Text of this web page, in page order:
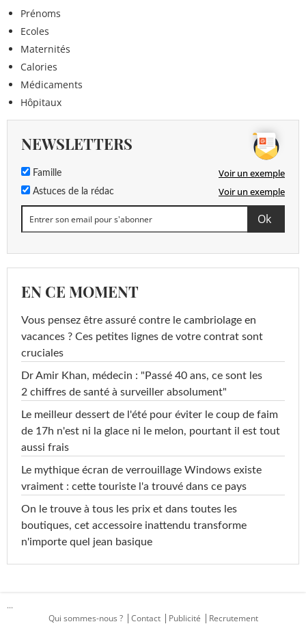
Prénoms
Ecoles
Maternités
Calories
Médicaments
Hôpitaux
NEWSLETTERS
Famille Voir un exemple
Astuces de la rédac Voir un exemple
EN CE MOMENT
Vous pensez être assuré contre le cambriolage en
vacances ? Ces petites lignes de votre contrat sont
cruciales
Dr Amir Khan, médecin : "Passé 40 ans, ce sont les
2 chiffres de santé à surveiller absolument"
Le meilleur dessert de l'été pour éviter le coup de faim
de 17h n'est ni la glace ni le melon, pourtant il est tout
aussi frais
Le mythique écran de verrouillage Windows existe
vraiment : cette touriste l'a trouvé dans ce pays
On le trouve à tous les prix et dans toutes les
boutiques, cet accessoire inattendu transforme
n'importe quel jean basique
...
Qui sommes-nous ?
Contact Publicité Recrutement